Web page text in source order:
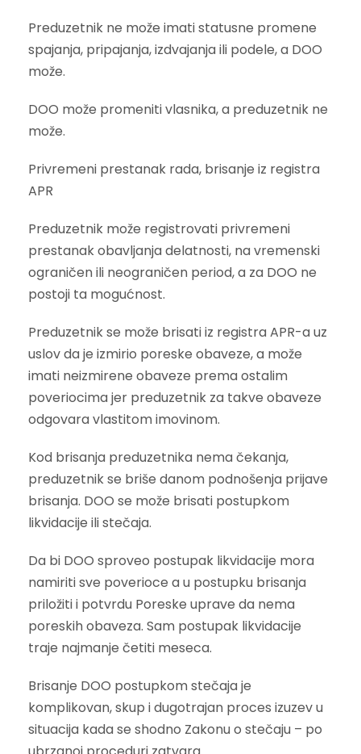
Preduzetnik ne može imati statusne promene
spajanja, pripajanja, izdvajanja ili podele, a DOO
može.
DOO može promeniti vlasnika, a preduzetnik ne
može.
Privremeni prestanak rada, brisanje iz registra
APR
Preduzetnik može registrovati privremeni
prestanak obavljanja delatnosti, na vremenski
ograničen ili neograničen period, a za DOO ne
postoji ta mogućnost.
Preduzetnik se može brisati iz registra APR-a uz
uslov da je izmirio poreske obaveze, a može
imati neizmirene obaveze prema ostalim
poveriocima jer preduzetnik za takve obaveze
odgovara vlastitom imovinom.
Kod brisanja preduzetnika nema čekanja,
preduzetnik se briše danom podnošenja prijave
brisanja. DOO se može brisati postupkom
likvidacije ili stečaja.
Da bi DOO sproveo postupak likvidacije mora
namiriti sve poverioce a u postupku brisanja
priložiti i potvrdu Poreske uprave da nema
poreskih obaveza. Sam postupak likvidacije
traje najmanje četiti meseca.
Brisanje DOO postupkom stečaja je
komplikovan, skup i dugotrajan proces izuzev u
situacija kada se shodno Zakonu o stečaju – po